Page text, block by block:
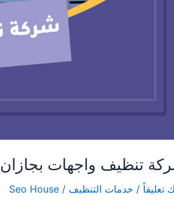
تنظيف واجهات بجازان
تعليقاً / خدمات التنظيف /
Seo House